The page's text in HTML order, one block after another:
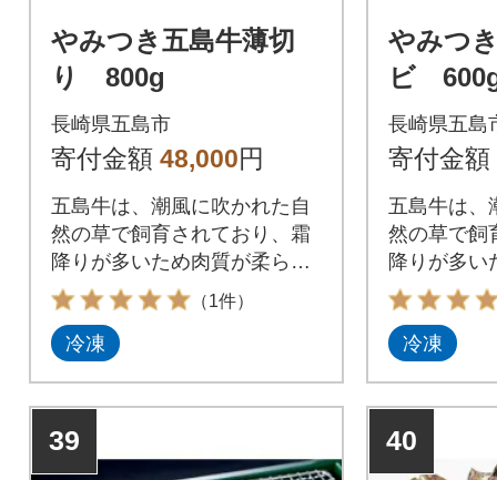
やみつき五島牛薄切
り 800g
長崎県五島市
寄付金額 48,000円
五島牛は、潮風に吹かれた自
然の草で飼育されており、霜
降りが多いため肉質が柔らか
いと評判のお肉です。
（1件）
冷凍
やみつ
ビ
長崎県五島
寄付金額
五島牛は、
然の草で飼
降りが多い
いと評判の
冷凍
39 40